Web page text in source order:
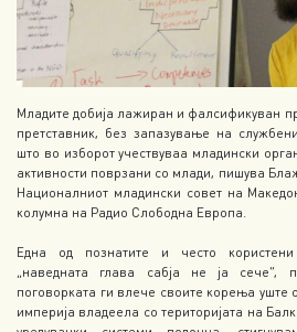
Младите добија лажиран и фалсификуван
претставник, без запазување на
што во изборот учествуваа младински
активности поврзани со млади, пишува
Националниот младински совет на
колумна на Радио Слободна Европа.
Една од познатите и често
„наведната глава сабја не ја сече“,
поговорката ги влече своите корења уште
империја владеела со територијата на